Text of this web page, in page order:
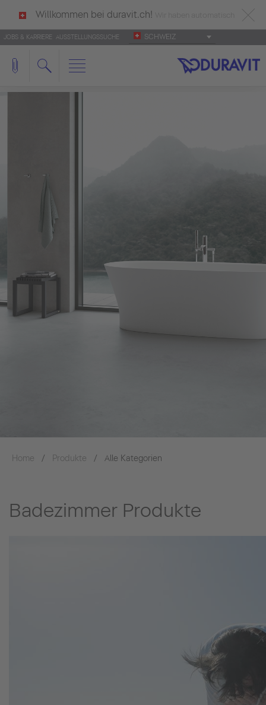
Willkommen bei duravit.ch!
deutsch als Ihre Sprache erkannt.
Français Italiano
JOBS & KARRIERE AUSSTELLUNGSSUCHE SCHWEIZ
Home Produkte Alle Kategorien
Badezimmer Produkte